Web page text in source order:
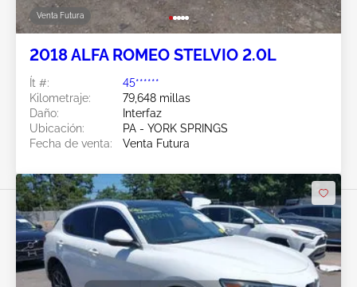
Venta Futura
2018 ALFA ROMEO STELVIO 2.0L
Ít #:
45******
Kilometraje:
79,648 millas
Daño:
Interfaz
Ubicación:
PA - YORK SPRINGS
Fecha de venta:
Venta Futura